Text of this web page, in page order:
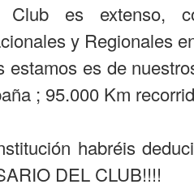
es extenso,
y Regionales
estamos es de
; 95.000 Km
habréis
DEL CLUB!!!!